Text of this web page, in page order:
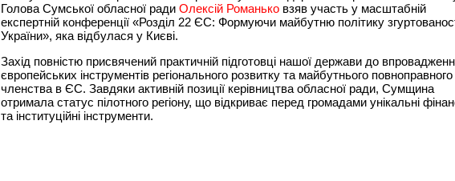
Голова Сумської обласної ради Олексій Романько взяв участь у масштабній
експертній конференції «Розділ 22 ЄС: Формуючи майбутню політику
України», яка відбулася у Києві.
Захід повністю присвячений практичній підготовці нашої держави до
європейських інструментів регіонального розвитку та майбутнього повноправного
членства в ЄС. Завдяки активній позиції керівництва обласної ради, Сумщина
отримала статус пілотного регіону, що відкриває перед громадами унікальні
та інституційні інструменти.